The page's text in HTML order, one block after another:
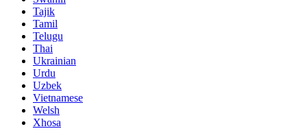
Tajik
Tamil
Telugu
Thai
Ukrainian
Urdu
Uzbek
Vietnamese
Welsh
Xhosa